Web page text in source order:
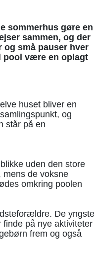
sommerhus gøre en
sammen, og der
små pauser hver
pool være en oplagt
huset bliver en
og
står på en
uden den store
de voksne
omkring poolen
De yngste
på nye aktiviteter
frem og også